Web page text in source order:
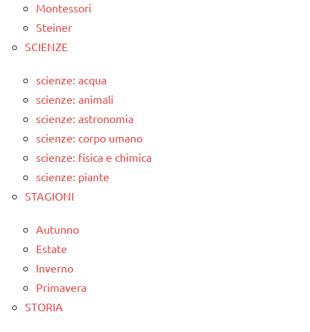
Montessori
Steiner
SCIENZE
scienze: acqua
scienze: animali
scienze: astronomia
scienze: corpo umano
scienze: fisica e chimica
scienze: piante
STAGIONI
Autunno
Estate
Inverno
Primavera
STORIA